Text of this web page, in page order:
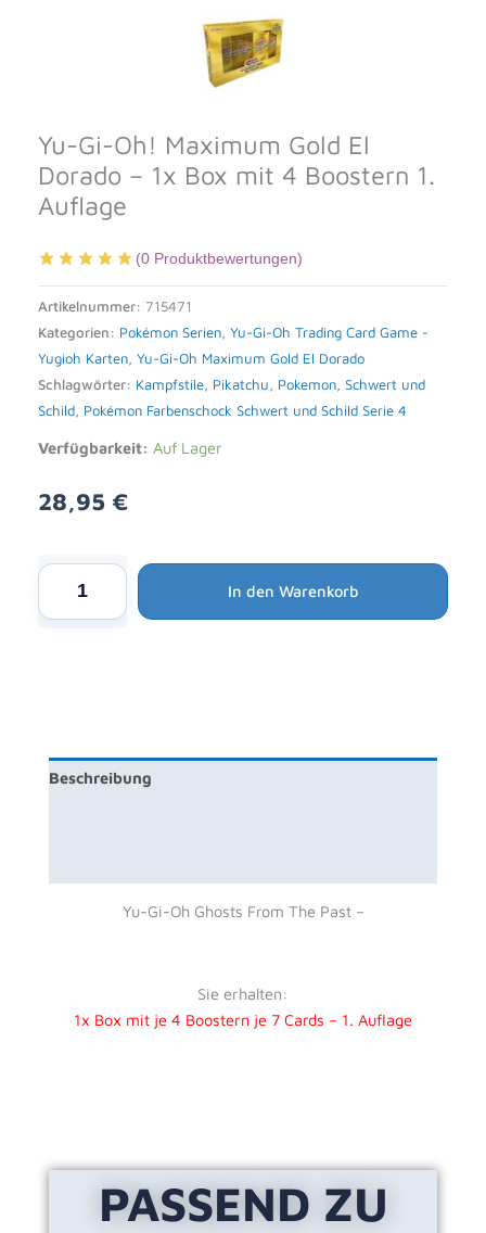
Yu-Gi-Oh! Maximum Gold El
Dorado – 1x Box mit 4 Boostern 1.
Auflage
(0 Produktbewertungen)
Artikelnummer: 715471
Kategorien: Pokémon Serien, Yu-Gi-Oh Trading Card Game -
Yugioh Karten, Yu-Gi-Oh Maximum Gold El Dorado
Schlagwörter: Kampfstile, Pikatchu, Pokemon, Schwert und
Schild, Pokémon Farbenschock Schwert und Schild Serie 4
Verfügbarkeit: Auf Lager
28,95 €
Yu-
1x
Boostern
In den Warenkorb
Alternative:
Beschreibung
Yu-Gi-Oh Ghosts From The Past –
Sie erhalten:
1x Box mit je 4 Boostern je 7 Cards – 1. Auflage
PASSEND ZU